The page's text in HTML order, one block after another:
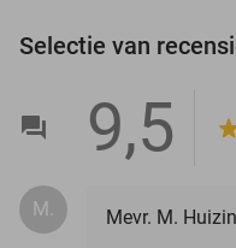
Selectie van
9,5
M. Mevr. M.